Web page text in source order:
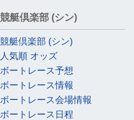
競艇倶楽部 (シン)
競艇倶楽部 (シン)
人気順 オッズ
ボートレース予想
ボートレース情報
ボートレース会場情報
ボートレース日程